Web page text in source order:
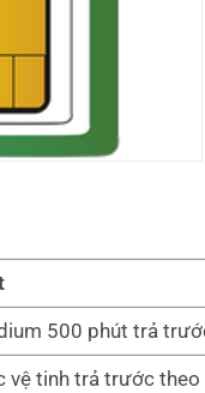
500 phút trả
vệ tinh trả trước